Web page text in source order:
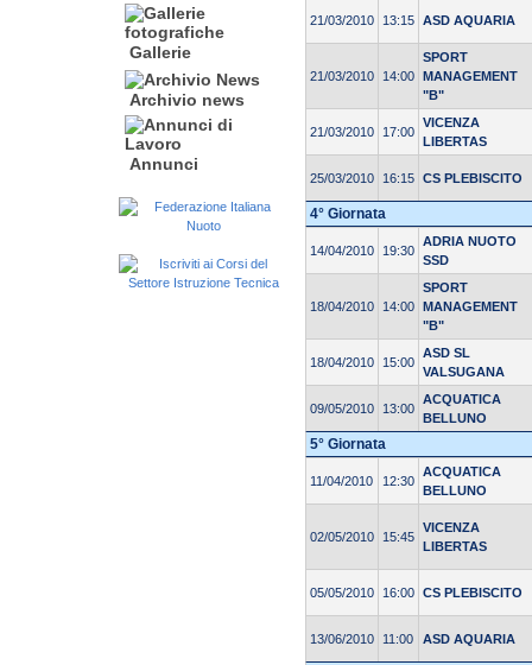
Gallerie
Archivio news
Annunci
21/03/2010 13:15 ASD AQUARIA
21/03/2010 14:00
SPORT
MANAGEMENT
"B"
21/03/2010 17:00
VICENZA
LIBERTAS
25/03/2010 16:15 CS PLEBISCITO
4° Giornata
14/04/2010 19:30
ADRIA NUOTO
SSD
18/04/2010 14:00
SPORT
MANAGEMENT
"B"
18/04/2010 15:00
ASD SL
VALSUGANA
09/05/2010 13:00
ACQUATICA
BELLUNO
5° Giornata
11/04/2010 12:30
ACQUATICA
BELLUNO
02/05/2010 15:45
VICENZA
LIBERTAS
05/05/2010 16:00 CS PLEBISCITO
13/06/2010 11:00 ASD AQUARIA